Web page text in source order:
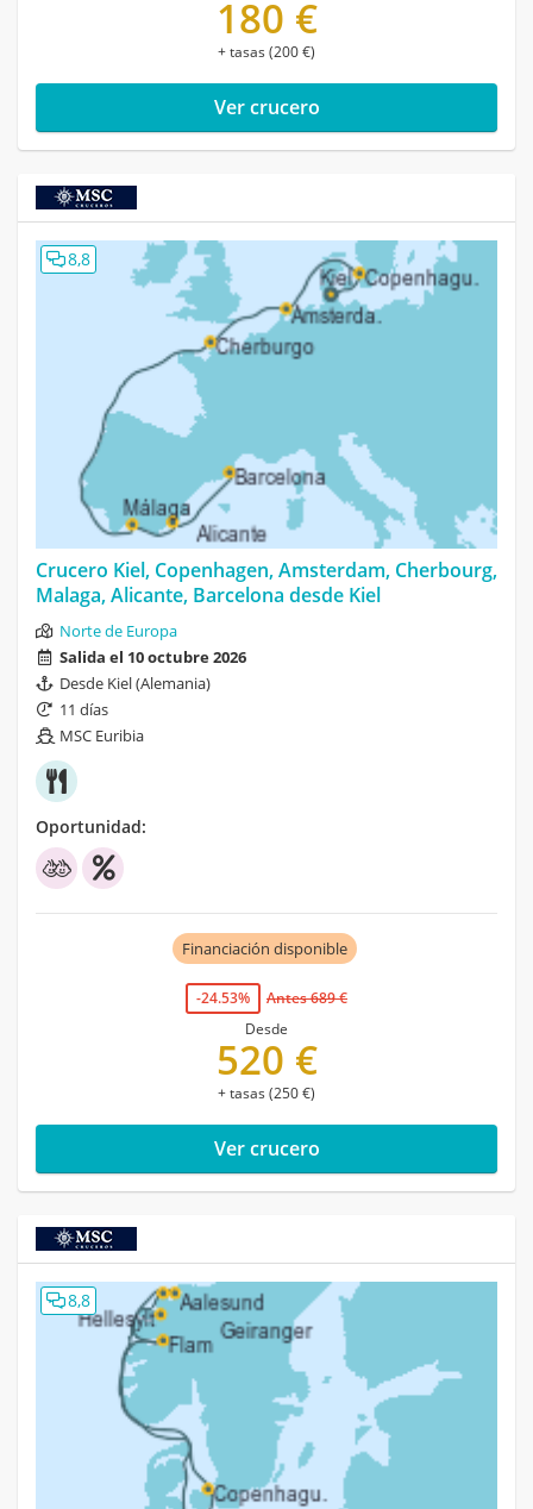
180 €
+ tasas (200 €)
Ver crucero
8,8
Crucero Kiel, Copenhagen, Amsterdam, Cherbourg,
Malaga, Alicante, Barcelona desde Kiel
Norte de Europa
Salida el 10 octubre 2026
Desde Kiel (Alemania)
11 días
MSC Euribia
Oportunidad:
Financiación disponible
-24.53%
Antes 689 €
Desde
520 €
+ tasas (250 €)
Ver crucero
8,8